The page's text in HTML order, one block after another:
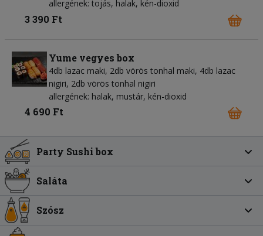
allergének: tojás, halak, kén-dioxid
3 390 Ft
Yume vegyes box
4db lazac maki, 2db vörös tonhal maki, 4db lazac
nigiri, 2db vörös tonhal nigiri
allergének: halak, mustár, kén-dioxid
4 690 Ft
Party Sushi box
Saláta
Szósz